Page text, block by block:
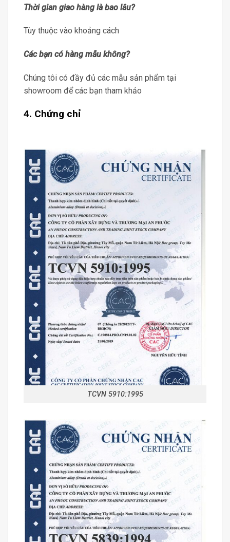
Thời gian giao hàng là bao lâu?
Tùy thuộc vào khoảng cách
Các bạn có hàng mẫu không?
Chúng tôi có đầy đủ các mẫu sản phẩm tại
showroom để các bạn tham khảo
4. Chứng chỉ
TCVN 5910:1995